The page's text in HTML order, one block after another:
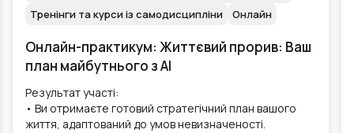
Перепрошивка менеджменту з АІ.
Командний формат
Впровадьте GPT-інструменти в роботу вашої компанії
та скоротіть втрати часу команди до 40%